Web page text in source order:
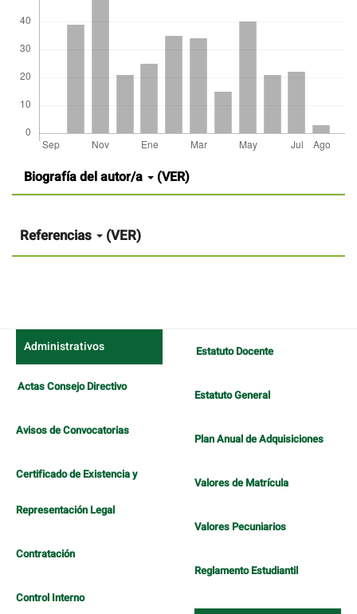
Detalles
del
artículo
Biografía del autor/a (VER)
Referencias (VER)
Administrativos
Actas Consejo Directivo
Avisos de Convocatorias
Certificado de Existencia y
Representación Legal
Contratación
Control Interno
Estatuto Docente
Estatuto General
Plan Anual de Adquisiciones
Valores de Matrícula
Valores Pecuniarios
Reglamento Estudiantil